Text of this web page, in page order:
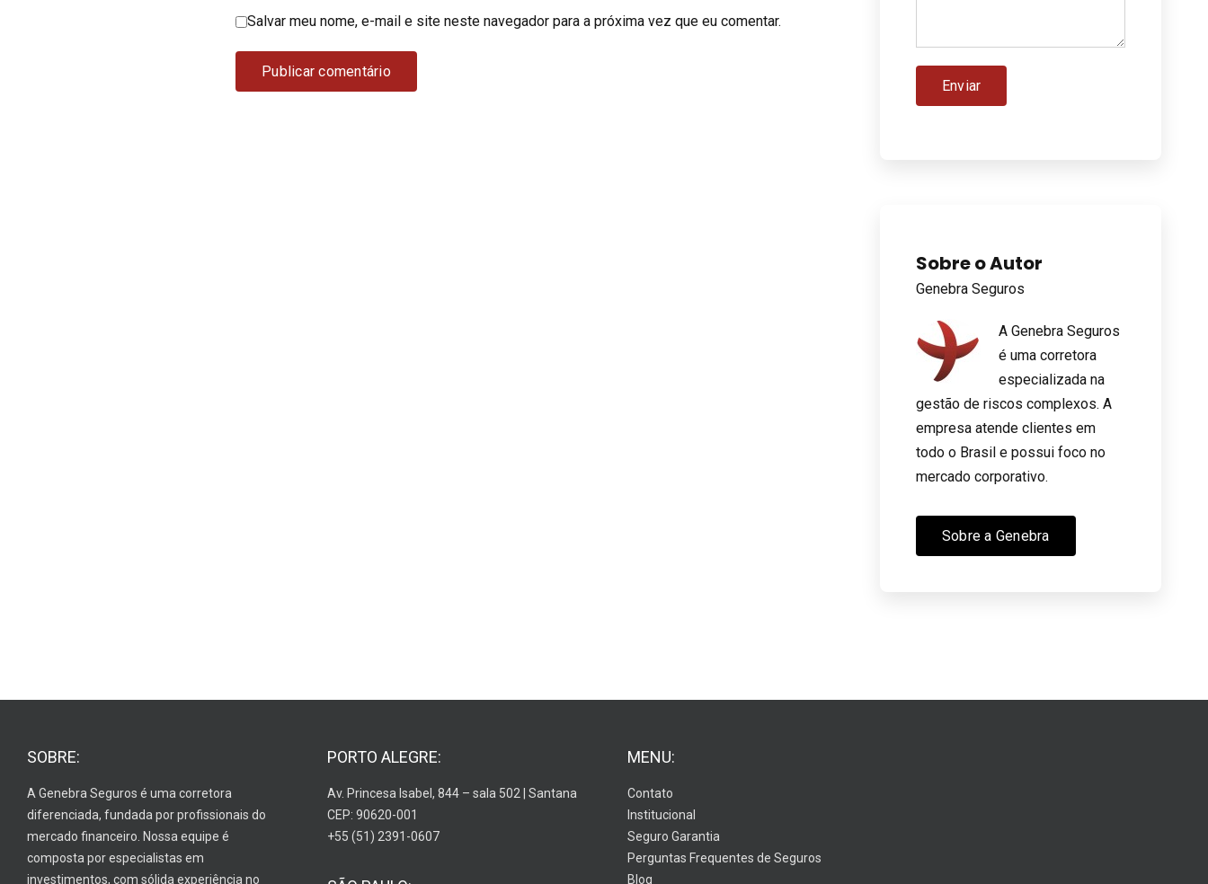
Salvar meu nome, e-mail e site neste navegador para a próxima vez que eu comentar.
Sobre o Autor
Genebra Seguros
A Genebra Seguros
é uma corretora
especializada na
gestão de riscos complexos. A
empresa atende clientes em
todo o Brasil e possui foco no
mercado corporativo.
Sobre a Genebra
SOBRE:
A Genebra Seguros é uma corretora
diferenciada, fundada por profissionais do
mercado financeiro. Nossa equipe é
composta por especialistas em
investimentos, com sólida experiência no
PORTO ALEGRE:
Av. Princesa Isabel, 844 – sala 502 | Santana
CEP: 90620-001
+55 (51) 2391-0607
MENU:
Contato
Institucional
Seguro Garantia
Perguntas Frequentes de Seguros
Blog